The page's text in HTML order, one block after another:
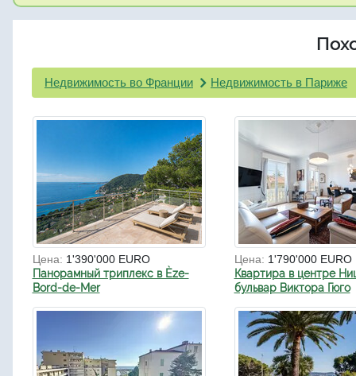
Недвижимость во Франции Недвижимость в Париже
Цена: 1'390'000 EURO
Панорамный триплекс в Èze-
Bord-de-Mer
Цена: 1'790'000 EURO
Квартира в центре
бульвар Виктора Гюго